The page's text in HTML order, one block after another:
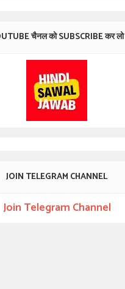
चैनल को SUBSCRIBE कर लो
JOIN TELEGRAM CHANNEL
Join Telegram Channel